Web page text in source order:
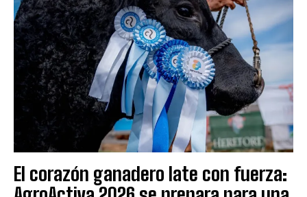
El corazón ganadero late con fuerza: